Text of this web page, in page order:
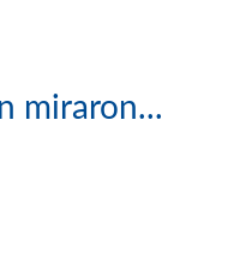
miraron...